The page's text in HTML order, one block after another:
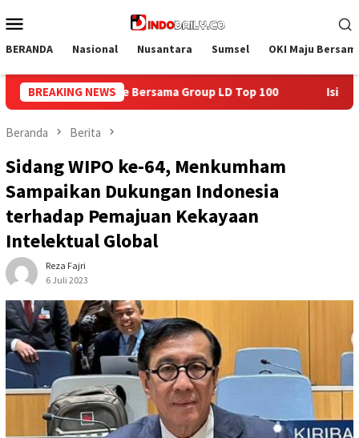
ke
Mobile
BERANDA Nasional Nusantara Sumsel OKI Maju
BREAKING NEWS
Top 100 Isi Kemerdekaan dengan Kepedulian, Lapas
Beranda Berita
Sidang WIPO ke-64, Menkumham
Sampaikan Dukungan Indonesia
terhadap Pemajuan Kekayaan
Intelektual Global
Reza Fajri
6 Juli 2023